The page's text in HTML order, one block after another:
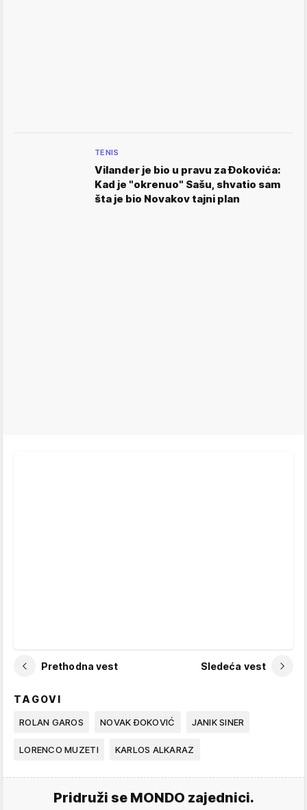
TENIS
Vilander je bio u pravu za Đokovića:
Kad je "okrenuo" Sašu, shvatio sam
šta je bio Novakov tajni plan
Prethodna vest Sledeća vest
TAGOVI
ROLAN GAROS NOVAK ĐOKOVIĆ JANIK SINER
LORENCO MUZETI KARLOS ALKARAZ
Pridruži se MONDO zajednici.